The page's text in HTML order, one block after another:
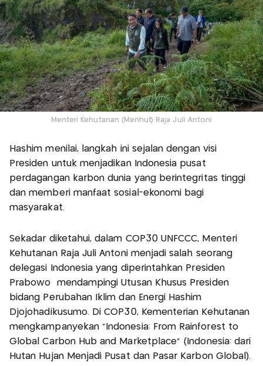
Menteri Kehutanan (Menhut) Raja Juli Antoni
Hashim menilai, langkah ini sejalan dengan visi
Presiden untuk menjadikan Indonesia pusat
perdagangan karbon dunia yang berintegritas tinggi
dan memberi manfaat sosial-ekonomi bagi
masyarakat.
Sekadar diketahui, dalam COP30 UNFCCC, Menteri
Kehutanan Raja Juli Antoni menjadi salah seorang
delegasi Indonesia yang diperintahkan Presiden
Prabowo mendampingi Utusan Khusus Presiden
bidang Perubahan Iklim dan Energi Hashim
Djojohadikusumo. Di COP30, Kementerian Kehutanan
mengkampanyekan "Indonesia: From Rainforest to
Global Carbon Hub and Marketplace“ (Indonesia: dari
Hutan Hujan Menjadi Pusat dan Pasar Karbon Global).